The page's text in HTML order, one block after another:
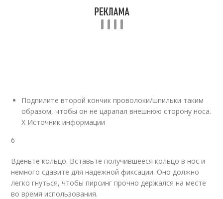
Подпилите второй кончик проволоки/шпильки таким
образом, чтобы он не царапал внешнюю сторону носа.
X Источник информации
6
Вденьте кольцо. Вставьте получившееся кольцо в нос и
немного сдавите для надежной фиксации. Оно должно
легко гнуться, чтобы пирсинг прочно держался на месте
во время использования.